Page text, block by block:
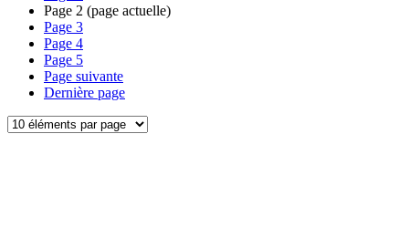
Page 2 (page actuelle)
Page 3
Page 4
Page 5
Page suivante
Dernière page